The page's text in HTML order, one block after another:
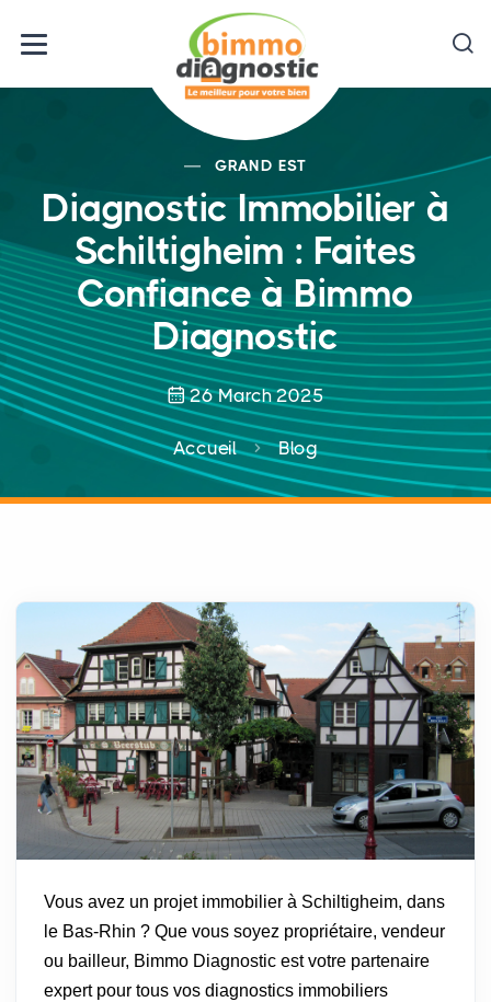
GRAND EST
Diagnostic Immobilier à
Schiltigheim : Faites
Confiance à Bimmo
Diagnostic
26 March 2025
Accueil Blog
Vous avez un projet immobilier à Schiltigheim, dans
le Bas-Rhin ? Que vous soyez propriétaire, vendeur
ou bailleur, Bimmo Diagnostic est votre partenaire
expert pour tous vos diagnostics immobiliers